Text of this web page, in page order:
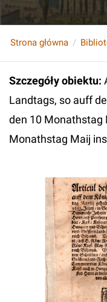
Strona główna
Szczegóły obiektu:
Landtags, so auff
den 10 Monathstag
Monathstag Maij